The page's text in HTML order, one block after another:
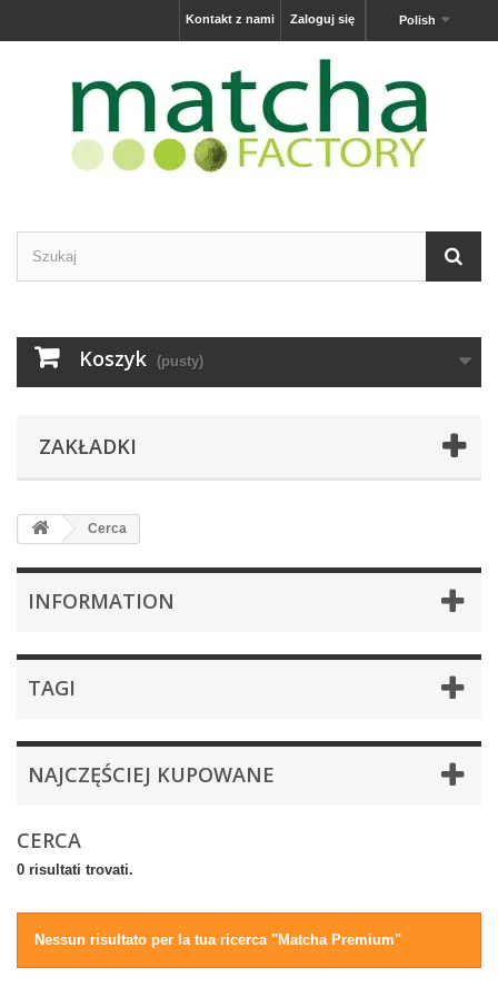
Polish
Zaloguj się
Kontakt z nami
Koszyk (pusty)
ZAKŁADKI
Cerca
INFORMATION
TAGI
NAJCZĘŚCIEJ KUPOWANE
CERCA
0 risultati trovati.
Nessun risultato per la tua ricerca "Matcha Premium"